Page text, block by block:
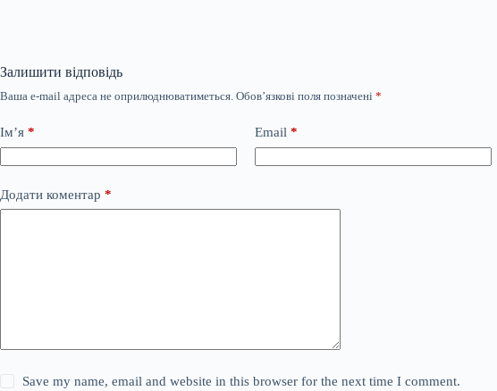
Залишити відповідь
Ваша e-mail адреса не оприлюднюватиметься. Обов’язкові поля позначені *
Ім’я * Email *
Додати коментар *
Save my name, email and website in this browser for the next time I comment.